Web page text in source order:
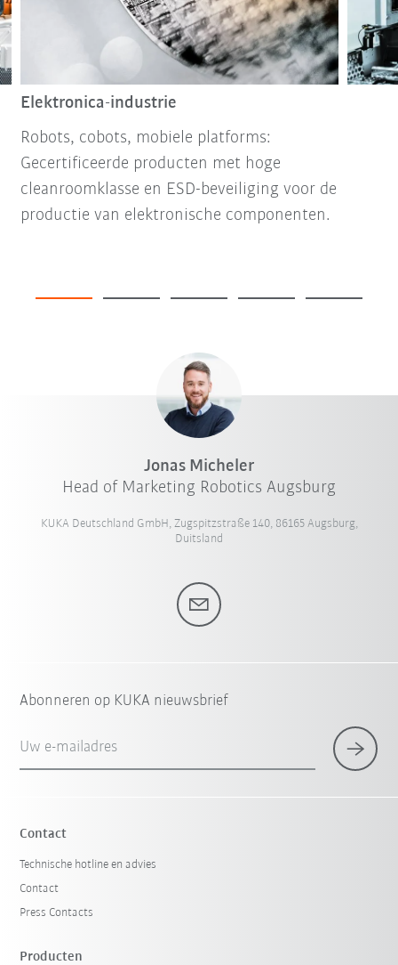
Elektronica-industrie
Robots, cobots, mobiele platforms:
Gecertificeerde producten met hoge
cleanroomklasse en ESD-beveiliging voor de
productie van elektronische componenten.
Jonas Micheler
Head of Marketing Robotics Augsburg
KUKA Deutschland GmbH, Zugspitzstraße 140, 86165 Augsburg,
Duitsland
Abonneren op KUKA nieuwsbrief
Uw e-mailadres
Contact
Technische hotline en advies
Contact
Press Contacts
Producten